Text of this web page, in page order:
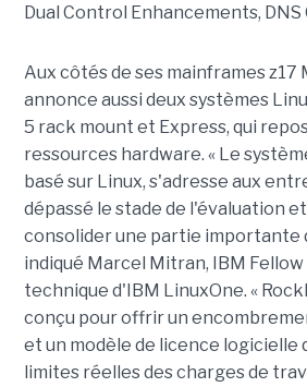
Dual Control Enhancements, DNS
Aux côtés de ses mainframes z17
annonce aussi deux systèmes
5 rack mount et Express, qui
ressources hardware. « Le
basé sur Linux, s'adresse aux
dépassé le stade de l'évaluation
consolider une partie importante
indiqué Marcel Mitran, IBM
technique d'IBM LinuxOne. «
conçu pour offrir un
et un modèle de licence logicielle
limites réelles des charges de